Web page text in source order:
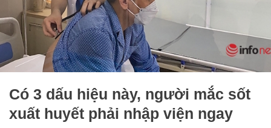
Có 3 dấu hiệu này, người mắc sốt
xuất huyết phải nhập viện ngay